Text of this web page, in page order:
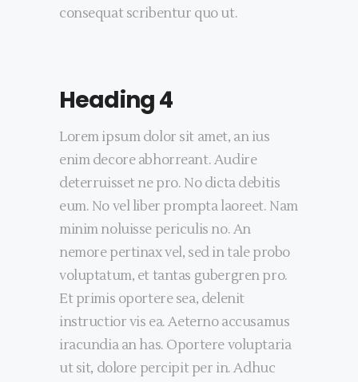
consequat scribentur quo ut.
Heading 4
Lorem ipsum dolor sit amet, an ius
enim decore abhorreant. Audire
deterruisset ne pro. No dicta debitis
eum. No vel liber prompta laoreet. Nam
minim noluisse periculis no. An
nemore pertinax vel, sed in tale probo
voluptatum, et tantas gubergren pro.
Et primis oportere sea, delenit
instructior vis ea. Aeterno accusamus
iracundia an has. Oportere voluptaria
ut sit, dolore percipit per in. Adhuc